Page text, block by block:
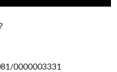
0000003331